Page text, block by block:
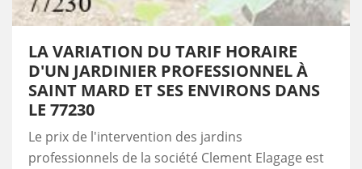
LA VARIATION DU TARIF HORAIRE
D'UN JARDINIER PROFESSIONNEL À
SAINT MARD ET SES ENVIRONS DANS
LE 77230
Le prix de l'intervention des jardins
professionnels de la société Clement Elagage est